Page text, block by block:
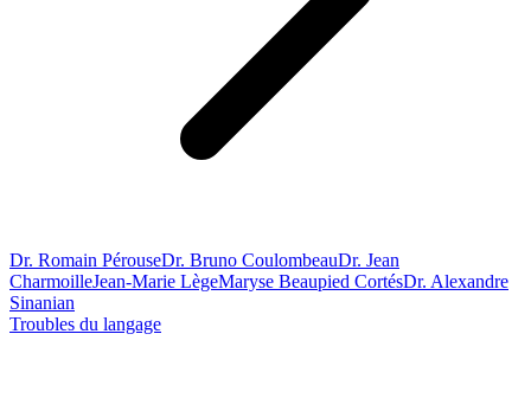
Dr. Romain PérouseDr. Bruno CoulombeauDr. Jean
CharmoilleJean-Marie LègeMaryse Beaupied CortésDr. Alexandre
Sinanian
Troubles du langage